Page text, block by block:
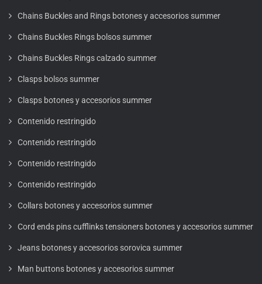
Chains Buckles and Rings botones y accesorios summer
Chains Buckles Rings bolsos summer
Chains Buckles Rings calzado summer
Clasps bolsos summer
Clasps botones y accesorios summer
Contenido restringido
Contenido restringido
Contenido restringido
Contenido restringido
Collars botones y accesorios summer
Cord ends pins cufflinks tensioners botones y accesorios summer
Jeans botones y accesorios sorovica summer
Man buttons botones y accesorios summer